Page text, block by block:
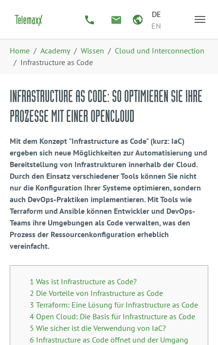
DE
EN
Home Academy Wissen
Cloud und Interconnection
Infrastructure as Code
INFRASTRUCTURE AS CODE: SO OPTIMIEREN SIE IHRE
PROZESSE MIT EINER OPENCLOUD
Mit dem Konzept "Infrastructure as Code" (kurz: IaC)
ergeben sich neue Möglichkeiten zur Automatisierung und
Bereitstellung von Infrastrukturen innerhalb der Cloud.
Durch den Einsatz verschiedener Tools können Sie nicht
nur die Konfiguration Ihrer Systeme optimieren, sondern
auch DevOps-Praktiken implementieren. Mit Tools wie
Terraform und Ansible können Entwickler und DevOps-
Teams ihre Umgebungen als Code verwalten, was den
Prozess der Ressourcenkonfiguration erheblich
vereinfacht.
1 Was ist Infrastructure as Code?
2 Die Vorteile von Infrastructure as Code
3 Terraform: Eine Lösung für Infrastructure as Code
4 Open Cloud: Die Basis für Infrastructure as Code
5 Wie sicher ist die Verwendung von IaC?
6 Infrastructure as Code öffnet und der Umgang